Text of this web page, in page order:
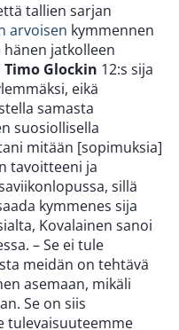
tallien sarjan
arvoisen kymmennen
jatkolleen
Timo Glockin 12:s sija
eikä
samasta
suosiollisella
mitään [sopimuksia]
tavoitteeni ja
sillä
kymmenes sija
Kovalainen sanoi
– Se ei tule
meidän on tehtävä
asemaan, mikäli
Se on siis
tulevaisuuteemme